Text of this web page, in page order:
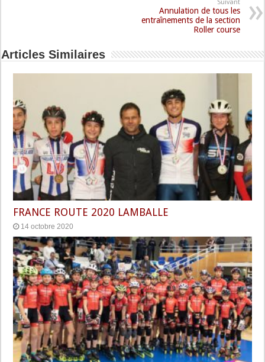
Suivant
Annulation de tous les
entraînements de la section
Roller course
Articles Similaires
FRANCE ROUTE 2020 LAMBALLE
14 octobre 2020